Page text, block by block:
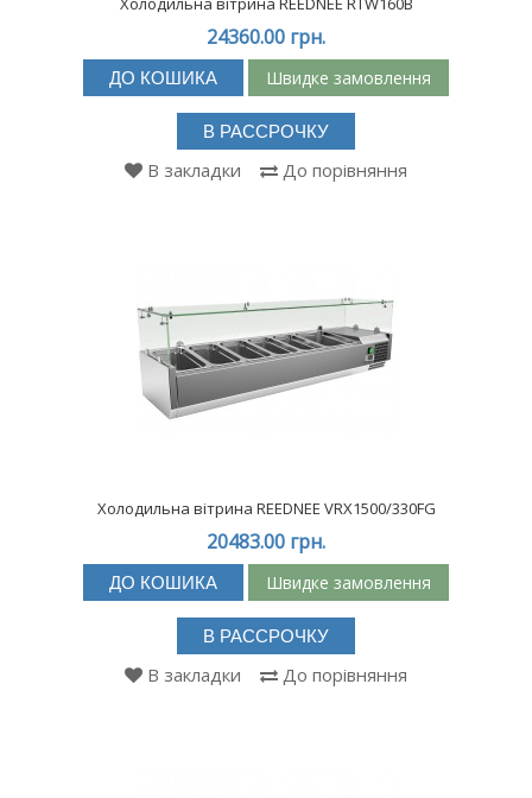
24360.00 грн.
ДО КОШИКА Швидке замовлення
В РАССРОЧКУ
В закладки До порівняння
Холодильна вітрина REEDNEE VRX1500/330FG
20483.00 грн.
ДО КОШИКА Швидке замовлення
В РАССРОЧКУ
В закладки До порівняння